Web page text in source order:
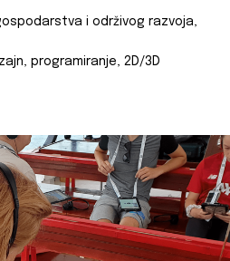
i održivog razvoja,
programiranje, 2D/3D